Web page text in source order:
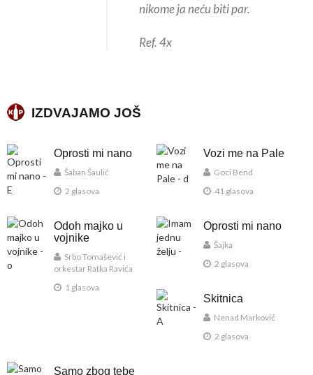
nikome ja neću biti par.
Ref. 4x
IZDVAJAMO JOŠ
Oprosti mi nano
Šaban Šaulić
2 glasova
Vozi me na Pale
Goci Bend
41 glasova
Odoh majko u
vojnike
Srbo Tomašević i
orkestar Ratka Ravića
1 glasova
Oprosti mi nano
Šajka
2 glasova
Skitnica
Nenad Marković
2 glasova
Samo zbog tebe